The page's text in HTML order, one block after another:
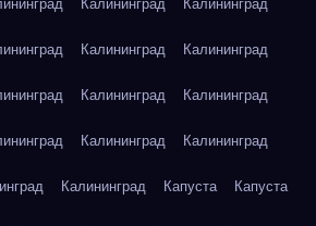
Калининград Калининград
Калининград Калининград
Калининград Калининград
Калининград Калининград
Калининград Капуста Капуста